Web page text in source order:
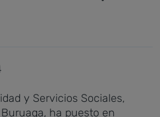
y Servicios Sociales,
ha puesto en